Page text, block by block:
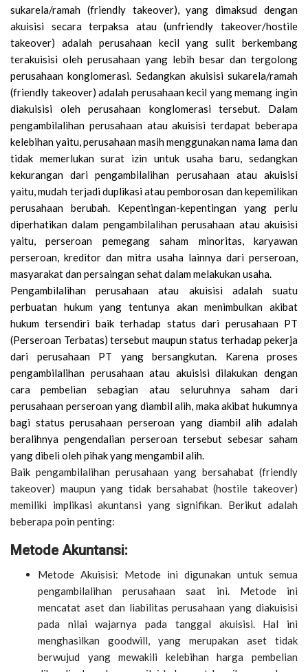
sukarela/ramah (friendly takeover), yang dimaksud dengan
akuisisi secara terpaksa atau (unfriendly takeover/hostile
takeover) adalah perusahaan kecil yang sulit berkembang
terakuisisi oleh perusahaan yang lebih besar dan tergolong
perusahaan konglomerasi. Sedangkan akuisisi sukarela/ramah
(friendly takeover) adalah perusahaan kecil yang memang ingin
diakuisisi oleh perusahaan konglomerasi tersebut. Dalam
pengambilalihan perusahaan atau akuisisi terdapat beberapa
kelebihan yaitu, perusahaan masih menggunakan nama lama dan
tidak memerlukan surat izin untuk usaha baru, sedangkan
kekurangan dari pengambilalihan perusahaan atau akuisisi
yaitu, mudah terjadi duplikasi atau pemborosan dan kepemilikan
perusahaan berubah. Kepentingan-kepentingan yang perlu
diperhatikan dalam pengambilalihan perusahaan atau akuisisi
yaitu, perseroan pemegang saham minoritas, karyawan
perseroan, kreditor dan mitra usaha lainnya dari perseroan,
masyarakat dan persaingan sehat dalam melakukan usaha.
Pengambilalihan perusahaan atau akuisisi adalah suatu
perbuatan hukum yang tentunya akan menimbulkan akibat
hukum tersendiri baik terhadap status dari perusahaan PT
(Perseroan Terbatas) tersebut maupun status terhadap pekerja
dari perusahaan PT yang bersangkutan. Karena proses
pengambilalihan perusahaan atau akuisisi dilakukan dengan
cara pembelian sebagian atau seluruhnya saham dari
perusahaan perseroan yang diambil alih, maka akibat hukumnya
bagi status perusahaan perseroan yang diambil alih adalah
beralihnya pengendalian perseroan tersebut sebesar saham
yang dibeli oleh pihak yang mengambil alih.
Baik pengambilalihan perusahaan yang bersahabat (friendly
takeover) maupun yang tidak bersahabat (hostile takeover)
memiliki implikasi akuntansi yang signifikan. Berikut adalah
beberapa poin penting:
Metode Akuntansi:
Metode Akuisisi: Metode ini digunakan untuk semua
pengambilalihan perusahaan saat ini. Metode ini
mencatat aset dan liabilitas perusahaan yang diakuisisi
pada nilai wajarnya pada tanggal akuisisi. Hal ini
menghasilkan goodwill, yang merupakan aset tidak
berwujud yang mewakili kelebihan harga pembelian